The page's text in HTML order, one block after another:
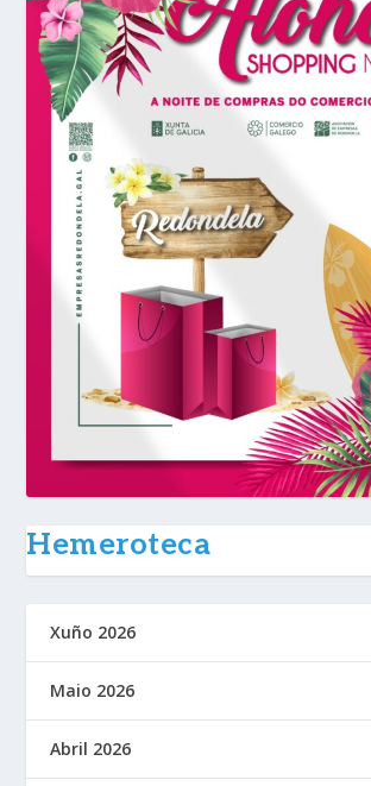
Hemeroteca
Xuño 2026
Maio 2026
Abril 2026